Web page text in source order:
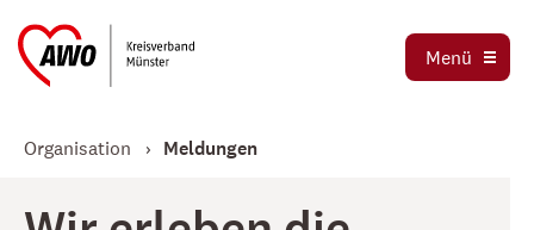
Menü
Ortsvereine
Organisation
Meldungen